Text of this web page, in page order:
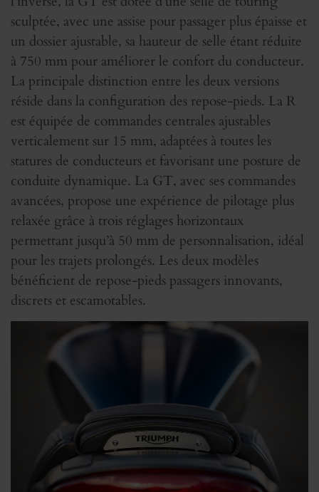
sculptée, avec une assise pour passager plus épaisse et
un dossier ajustable, sa hauteur de selle étant réduite
à 750 mm pour améliorer le confort du conducteur.
La principale distinction entre les deux versions
réside dans la configuration des repose-pieds. La R
est équipée de commandes centrales ajustables
verticalement sur 15 mm, adaptées à toutes les
statures de conducteurs et favorisant une posture de
conduite dynamique. La GT, avec ses commandes
avancées, propose une expérience de pilotage plus
relaxée grâce à trois réglages horizontaux
permettant jusqu’à 50 mm de personnalisation, idéal
pour les trajets prolongés. Les deux modèles
bénéficient de repose-pieds passagers innovants,
discrets et escamotables.